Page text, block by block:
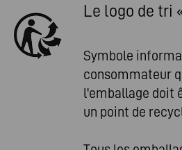
Le logo de tri
Symbole
consommateur
l'emballage doit
un point de